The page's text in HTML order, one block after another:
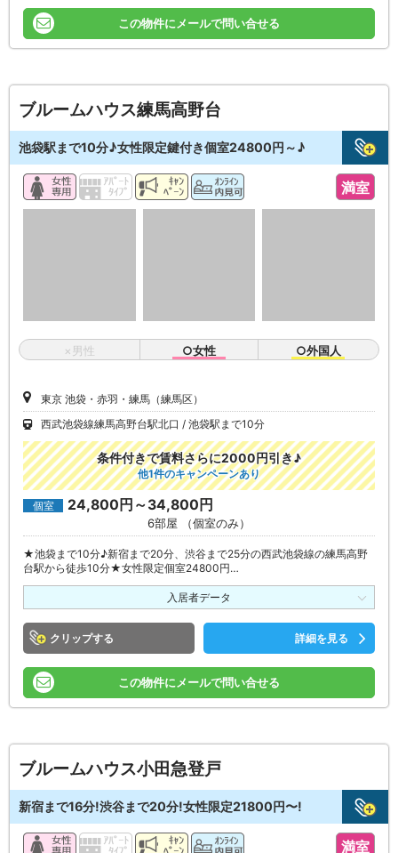
この物件にメールで問い合せる
ブルームハウス練馬高野台
池袋駅まで10分♪女性限定鍵付き個室24800円～♪
満室
×男性 ○女性 ○外国人
東京 池袋・赤羽・練馬（練馬区）
西武池袋線練馬高野台駅北口
池袋駅まで10分
条件付きで賃料さらに2000円引き♪
他1件のキャンペーンあり
個室 24,800円～34,800円
6部屋 （個室のみ）
★池袋まで10分♪新宿まで20分、渋谷まで25分の西武池袋線の練馬高野
台駅から徒歩10分★女性限定個室24800円…
入居者データ
クリップ 詳細を見る
この物件にメールで問い合せる
ブルームハウス小田急登戸
新宿まで16分!渋谷まで20分!女性限定21800円〜!
満室